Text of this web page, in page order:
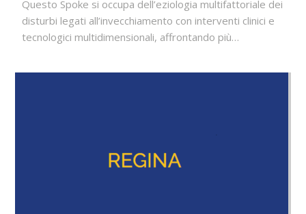
Questo Spoke si occupa dell’eziologia multifattoriale dei
disturbi legati all’invecchiamento con interventi clinici e
tecnologici multidimensionali, affrontando più…